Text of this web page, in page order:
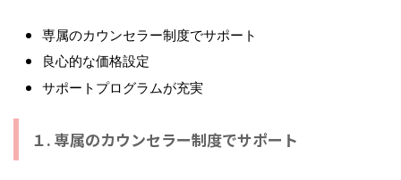
専属のカウンセラー制度でサポート
良心的な価格設定
サポートプログラムが充実
１. 専属のカウンセラー制度でサポート